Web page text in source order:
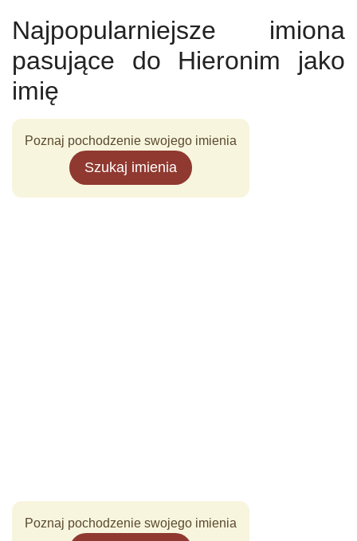
Najpopularniejsze imiona
pasujące do Hieronim jako
imię
Poznaj pochodzenie swojego imienia
Szukaj imienia
Poznaj pochodzenie swojego imienia